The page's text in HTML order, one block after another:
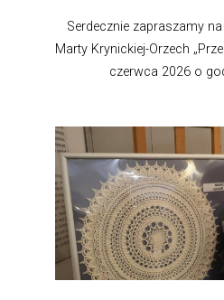
Serdecznie zapraszamy
Marty Krynickiej-Orzech
czerwca 2026 o